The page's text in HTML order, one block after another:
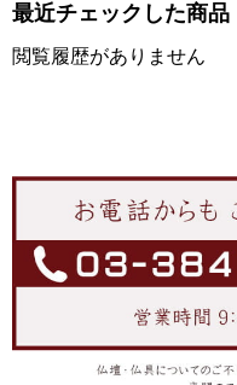
最近チェックした商品
閲覧履歴がありません